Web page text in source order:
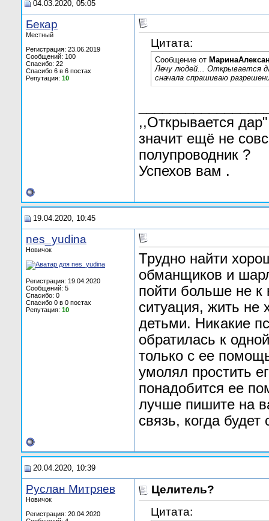
04.03.2020, 05:05
Бекар
Местный
Регистрация: 23.06.2019
Сообщений: 100
Спасибо: 22
Спасибо 6 в 6 постах
Репутация: 10
Цитата:
Сообщение от
Лечу людей... Открывается
сначала спрашиваю
,,Открывается
значит ещё не
полупроводник ?
Успехов вам .
19.04.2020, 10:45
nes_yudina
Новичок
Регистрация: 19.04.2020
Сообщений: 5
Спасибо: 0
Спасибо 0 в 0 постах
Репутация: 10
Трудно найти
обманщиков и
пойти больше не к
ситуация, жить не
детьми. Никакие
обратилась к
только с ее
умолял простить
понадобится ее
лучше пишите на
связь, когда будет
20.04.2020, 10:39
Руслан Митряев
Новичок
Регистрация: 20.04.2020
Целитель?
Цитата: